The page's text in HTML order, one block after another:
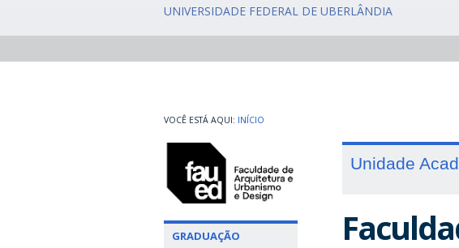
UNIVERSIDADE FEDERAL DE UBERLÂNDIA
INÍCIO
GRADUAÇÃO
Unidade